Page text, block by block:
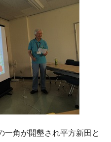
一角が開墾され平方新田と